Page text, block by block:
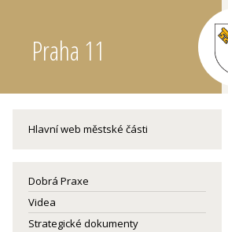
Praha 11
Hlavní web městské části
Dobrá Praxe
Videa
Strategické dokumenty